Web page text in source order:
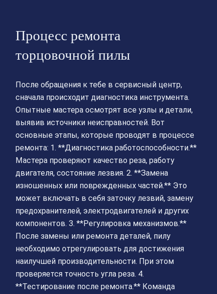
Процесс ремонта
торцовочной пилы
После обращения к тебе в сервисный центр,
сначала происходит диагностика инструмента.
Опытные мастера осмотрят все узлы и детали,
выявив источники неисправностей. Вот
основные этапы, которые проводят в процессе
ремонта: 1. **Диагностика работоспособности.**
Мастера проверяют качество реза, работу
двигателя, состояние лезвия. 2. **Замена
изношенных или поврежденных частей.** Это
может включать в себя заточку лезвий, замену
предохранителей, электродвигателей и других
компонентов. 3. **Регулировка механизмов.**
После замены или ремонта деталей, пилу
необходимо отрегулировать для достижения
наилучшей производительности. При этом
проверяется точность угла реза. 4.
**Тестирование после ремонта.** Команда